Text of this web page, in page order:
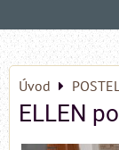
Úvod
ELLEN